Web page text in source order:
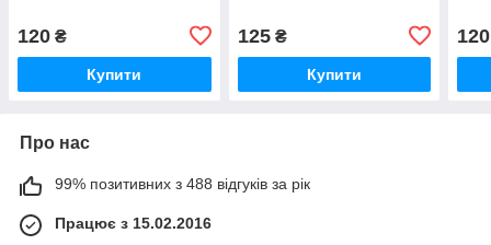
120 ₴
Купити
125₴
Купити
120
Про нас
99% позитивних з 488 відгуків за рік
Працює з 15.02.2016